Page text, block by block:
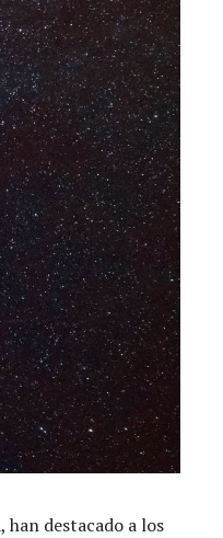
han destacado a los